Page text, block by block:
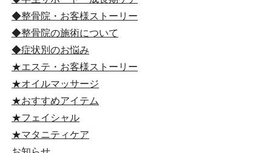
◆整骨院・お客様ストーリー
◆整骨院の施術について
◆症状別のお悩み
★エステ・お客様ストーリー
★オイルマッサージ
★おすすめアイテム
★フェイシャル
★マタニティケア